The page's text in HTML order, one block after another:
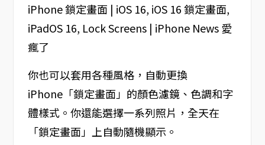
你也可以套用各種風格，自動更換
iPhone「鎖定畫面」的顏色濾鏡、色調和字
體樣式。你還能選擇一系列照片，全天在
「鎖定畫面」上自動隨機顯示。